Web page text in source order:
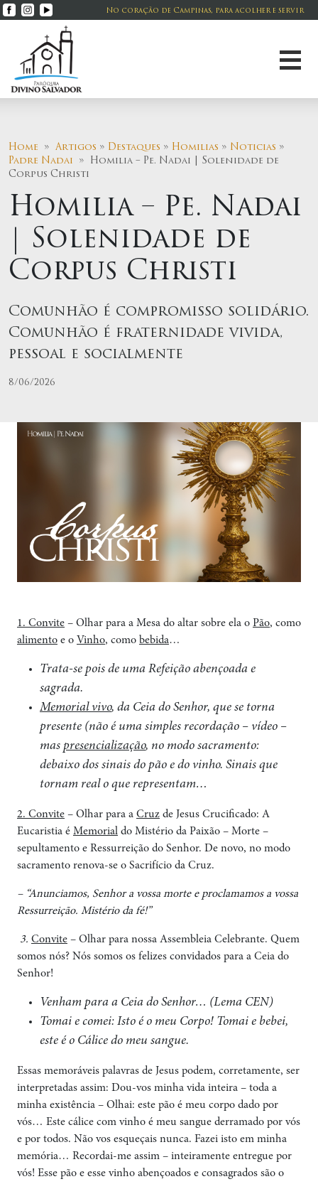
No coração de Campinas, para acolher e servir
Home » Artigos » Destaques » Homilias » Noticias »
Padre Nadai » Homilia – Pe. Nadai | Solenidade de
Corpus Christi
Homilia – Pe. Nadai
| Solenidade de
Corpus Christi
Comunhão é compromisso solidário.
Comunhão é fraternidade vivida,
pessoal e socialmente
8/06/2026
1. Convite – Olhar para a Mesa do altar sobre ela o Pão, como
alimento e o Vinho, como bebida…
Trata-se pois de uma Refeição abençoada e
sagrada.
Memorial vivo, da Ceia do Senhor, que se torna
presente (não é uma simples recordação – vídeo –
mas presencialização, no modo sacramento:
debaixo dos sinais do pão e do vinho. Sinais que
tornam real o que representam…
2. Convite – Olhar para a Cruz de Jesus Crucificado: A
Eucaristia é Memorial do Mistério da Paixão – Morte –
sepultamento e Ressurreição do Senhor. De novo, no modo
sacramento renova-se o Sacrifício da Cruz.
– “Anunciamos, Senhor a vossa morte e proclamamos a vossa
Ressurreição. Mistério da fé!”
3. Convite – Olhar para nossa Assembleia Celebrante. Quem
somos nós? Nós somos os felizes convidados para a Ceia do
Senhor!
Venham para a Ceia do Senhor… (Lema CEN)
Tomai e comei: Isto é o meu Corpo! Tomai e bebei,
este é o Cálice do meu sangue.
Essas memoráveis palavras de Jesus podem, corretamente, ser
interpretadas assim: Dou-vos minha vida inteira – toda a
minha existência – Olhai: este pão é meu corpo dado por
vós… Este cálice com vinho é meu sangue derramado por vós
e por todos. Não vos esqueçais nunca. Fazei isto em minha
memória… Recordai-me assim – inteiramente entregue por
vós! Esse pão e esse vinho abençoados e consagrados são o